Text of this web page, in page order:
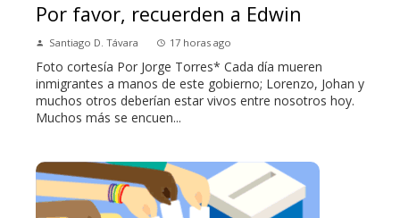
Por favor, recuerden a Edwin
Santiago D. Távara 17 horas ago
Foto cortesía Por Jorge Torres* Cada día mueren
inmigrantes a manos de este gobierno; Lorenzo, Johan y
muchos otros deberían estar vivos entre nosotros hoy.
Muchos más se encuen...